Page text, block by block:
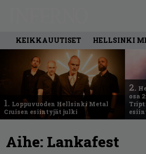
KEIKKAUUTISET HELLSINKI
1. Loppuvuoden Hellsinki Metal
Cruisen esiintyjät julki
2.
osa
Aihe: Lankafest